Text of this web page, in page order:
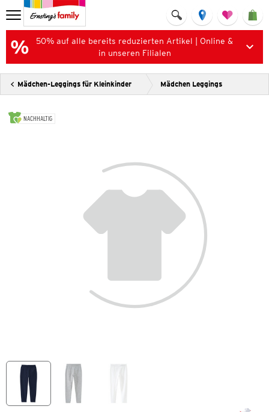
50% auf alle bereits reduzierten Artikel | Online &
in unseren Filialen
Mädchen-Leggings für Kleinkinder Mädchen Leggings
NACHHALTIG